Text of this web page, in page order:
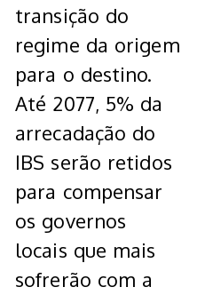
transição do
regime da origem
para o destino.
Até 2077, 5% da
arrecadação do
IBS serão retidos
para compensar
os governos
locais que mais
sofrerão com a